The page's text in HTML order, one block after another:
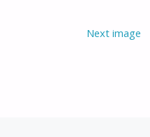
Next image